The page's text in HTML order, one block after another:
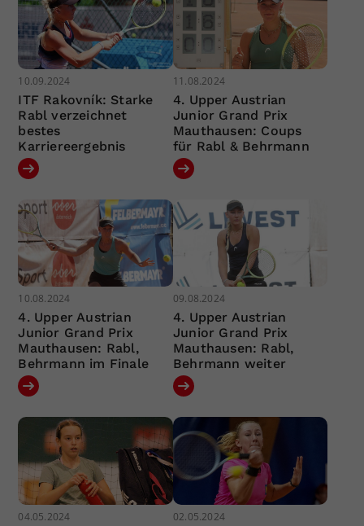
10.09.2024
ITF Rakovník: Starke
Rabl verzeichnet
bestes
Karriereergebnis
11.08.2024
4. Upper Austrian
Junior Grand Prix
Mauthausen: Coups
für Rabl & Behrmann
10.08.2024
4. Upper Austrian
Junior Grand Prix
Mauthausen: Rabl,
Behrmann im Finale
09.08.2024
4. Upper Austrian
Junior Grand Prix
Mauthausen: Rabl,
Behrmann weiter
04.05.2024 02.05.2024